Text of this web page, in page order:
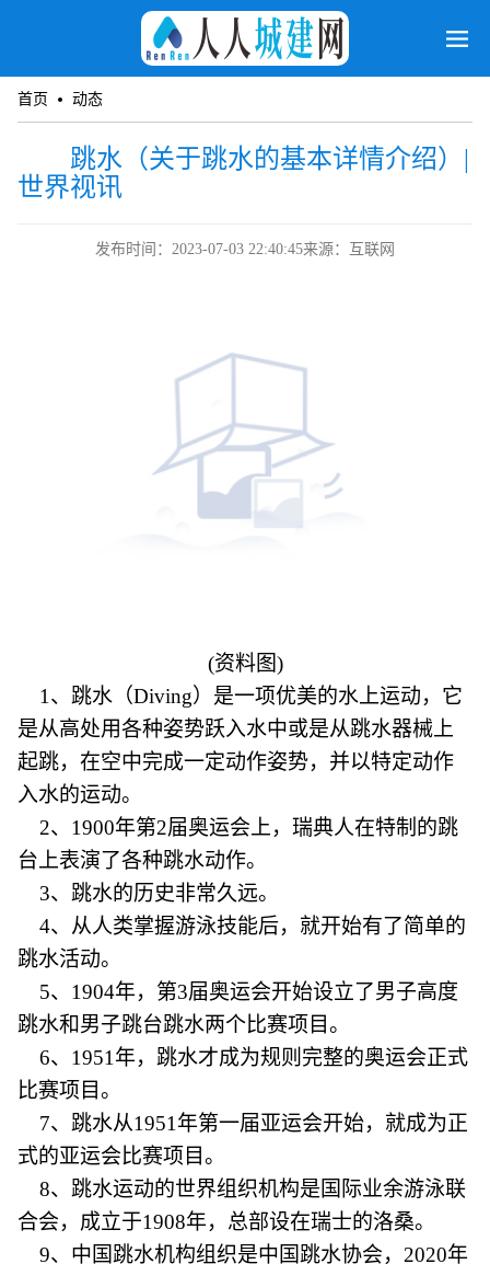
首页 动态
跳水（关于跳水的基本详情介绍）|
世界视讯
发布时间：2023-07-03 22:40:45来源：互联网
(资料图)
1、跳水（Diving）是一项优美的水上运动，它
是从高处用各种姿势跃入水中或是从跳水器械上
起跳，在空中完成一定动作姿势，并以特定动作
入水的运动。
2、1900年第2届奥运会上，瑞典人在特制的跳
台上表演了各种跳水动作。
3、跳水的历史非常久远。
4、从人类掌握游泳技能后，就开始有了简单的
跳水活动。
5、1904年，第3届奥运会开始设立了男子高度
跳水和男子跳台跳水两个比赛项目。
6、1951年，跳水才成为规则完整的奥运会正式
比赛项目。
7、跳水从1951年第一届亚运会开始，就成为正
式的亚运会比赛项目。
8、跳水运动的世界组织机构是国际业余游泳联
合会，成立于1908年，总部设在瑞士的洛桑。
9、中国跳水机构组织是中国跳水协会，2020年